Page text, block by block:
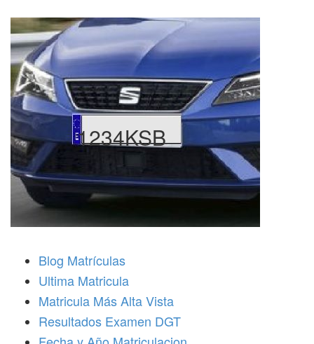
1234KSB
Blog Matrículas
Ultima Matricula
Matricula Más Alta Vista
Resultados Examen DGT